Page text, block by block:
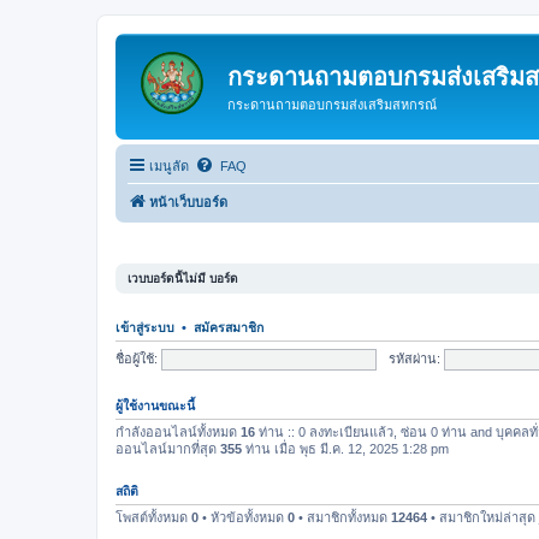
กระดานถามตอบกรมส่งเสริม
กระดานถามตอบกรมส่งเสริมสหกรณ์
เมนูลัด FAQ
หน้าเว็บบอร์ด
เวบบอร์ดนี้ไม่มี บอร์ด
เข้าสู่ระบบ • สมัครสมาชิก
ชื่อผู้ใช้: รหัสผ่าน:
ผู้ใช้งานขณะนี้
กำลังออนไลน์ทั้งหมด 16 ท่าน :: 0 ลงทะเบียนแล้ว, ซ่อน 0 ท่าน and บุคคล
ออนไลน์มากที่สุด 355 ท่าน เมื่อ พุธ มี.ค. 12, 2025 1:28 pm
สถิติ
โพสต์ทั้งหมด 0 • หัวข้อทั้งหมด 0 • สมาชิกทั้งหมด 12464 • สมาชิกใหม่ล่าสุด